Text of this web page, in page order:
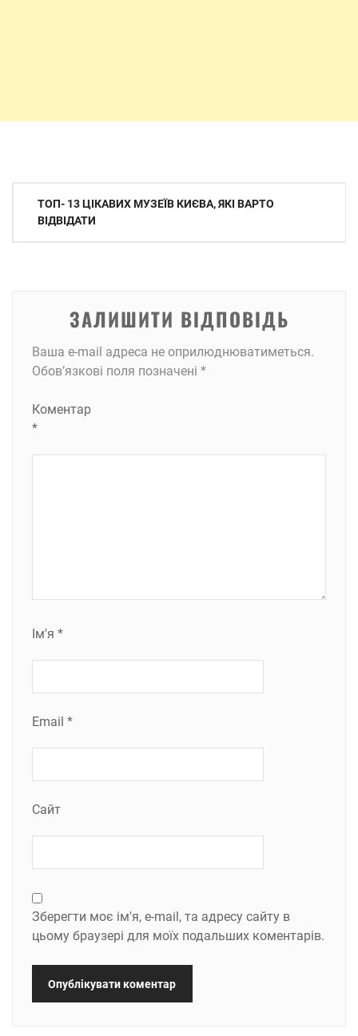
Навігація
записів
ТОП- 13 ЦІКАВИХ МУЗЕЇВ КИЄВА, ЯКІ ВАРТО
ВІДВІДАТИ
ЗАЛИШИТИ ВІДПОВІДЬ
Ваша e-mail адреса не оприлюднюватиметься.
Обов’язкові поля позначені *
Коментар
*
Ім'я *
Email *
Сайт
Зберегти моє ім'я, e-mail, та адресу сайту в
цьому браузері для моїх подальших коментарів.